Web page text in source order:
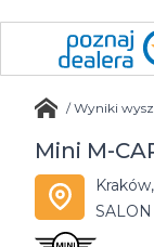
/Wyniki
Mini M-